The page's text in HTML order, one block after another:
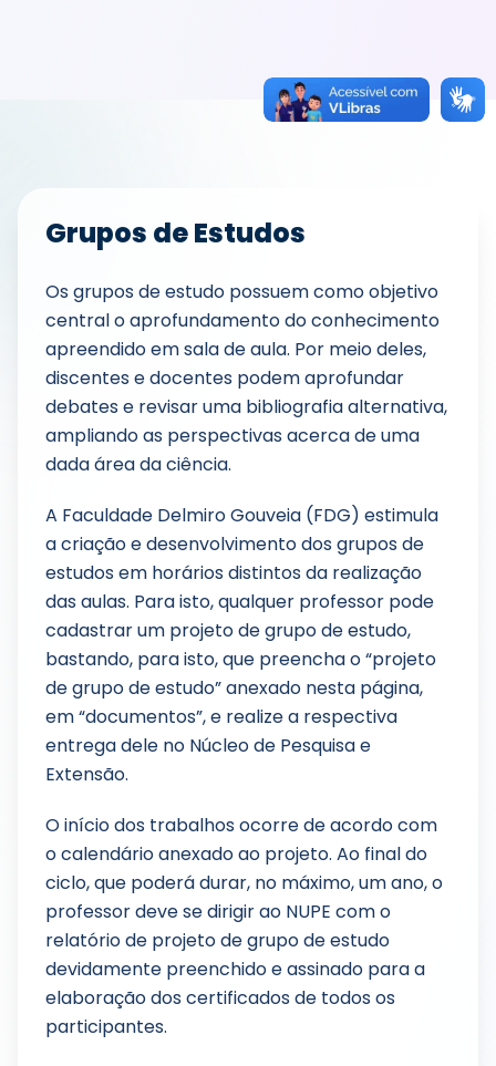
Grupos de Estudos
Os grupos de estudo possuem como objetivo
central o aprofundamento do conhecimento
apreendido em sala de aula. Por meio deles,
discentes e docentes podem aprofundar
debates e revisar uma bibliografia alternativa,
ampliando as perspectivas acerca de uma
dada área da ciência.
A Faculdade Delmiro Gouveia (FDG) estimula
a criação e desenvolvimento dos grupos de
estudos em horários distintos da realização
das aulas. Para isto, qualquer professor pode
cadastrar um projeto de grupo de estudo,
bastando, para isto, que preencha o “projeto
de grupo de estudo” anexado nesta página,
em “documentos”, e realize a respectiva
entrega dele no Núcleo de Pesquisa e
Extensão.
O início dos trabalhos ocorre de acordo com
o calendário anexado ao projeto. Ao final do
ciclo, que poderá durar, no máximo, um ano, o
professor deve se dirigir ao NUPE com o
relatório de projeto de grupo de estudo
devidamente preenchido e assinado para a
elaboração dos certificados de todos os
participantes.